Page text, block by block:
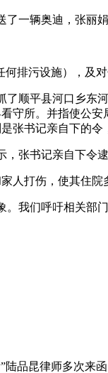
一辆奥迪，张
排污设施），及
顺平县河口乡
守所。并指使公
张书记亲自下的
张书记亲自下令
人打伤，使其住
我们呼吁相关部
陆品昆律师多次来函